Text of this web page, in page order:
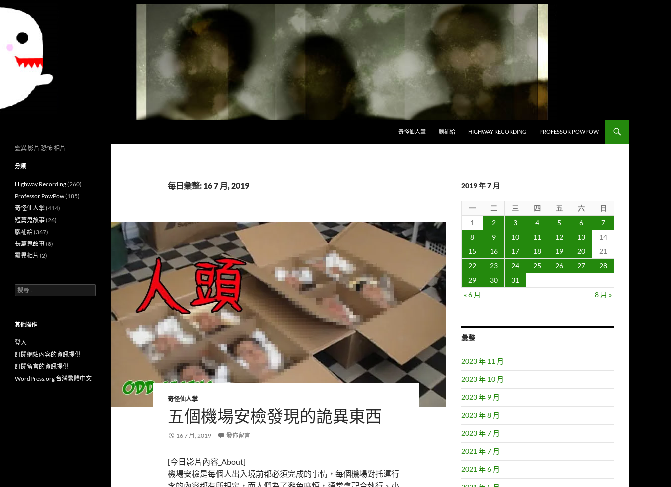
奇怪仙人掌
腦補給 HIGHWAY RECORDING PROFESSOR POWPOW
每日彙整: 16 7 月, 2019
奇怪仙人掌
五個機場安檢發現的詭異東西
16 7 月, 2019 發佈留言
[今日影片內容_About]
機場安檢是每個人出入境前都必須完成的事情，每個機場對托運行
2019 年 7 月
一 二 三 四 五 六
日
1
2 3 4 5 6
7
8
9 10 11 12 13
14
15
16 17 18 19 20
21
22
23 24 25 26 27
28
29
30
31
« 6 月
8 月 »
彙整
2023 年 11 月
2023 年 10 月
2023 年 9 月
2023 年 8 月
2023 年 7 月
2021 年 7 月
2021 年 6 月
靈異 影片 恐怖 相片
分類
Highway Recording(260)
Professor PowPow(185)
奇怪仙人掌(414)
短篇鬼故事(26)
腦補給(367)
長篇鬼故事(8)
靈異相片 (2)
搜
尋
字:
其他操作
登入
訂閱網站內容的資訊提供
訂閱留言的資訊提供
WordPress.org 台灣繁體中文